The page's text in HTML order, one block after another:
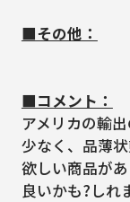
■その他：
■コメント：
アメリカの輸
少なく、品薄状
欲しい商品が
良いかも?しれ